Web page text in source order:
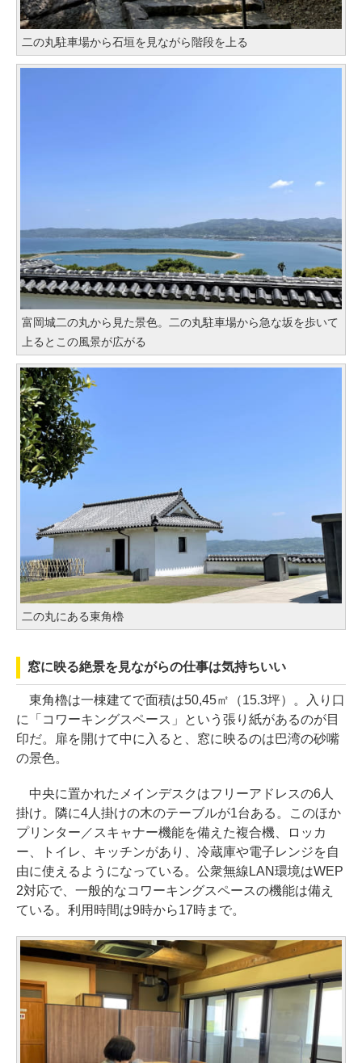
二の丸駐車場から石垣を見ながら階段を上る
富岡城二の丸から見た景色。二の丸駐車場から急な坂を歩いて
上るとこの風景が広がる
二の丸にある東角櫓
窓に映る絶景を見ながらの仕事は気持ちいい
東角櫓は一棟建てで面積は50,45㎡（15.3坪）。入り口
に「コワーキングスペース」という張り紙があるのが目
印だ。扉を開けて中に入ると、窓に映るのは巴湾の砂嘴
の景色。
中央に置かれたメインデスクはフリーアドレスの6人
掛け。隣に4人掛けの木のテーブルが1台ある。このほか
プリンター／スキャナー機能を備えた複合機、ロッカ
ー、トイレ、キッチンがあり、冷蔵庫や電子レンジを自
由に使えるようになっている。公衆無線LAN環境はWEP
2対応で、一般的なコワーキングスペースの機能は備え
ている。利用時間は9時から17時まで。